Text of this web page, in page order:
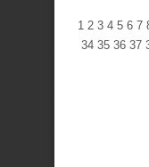
1 2 3 4 5 6 7
34 35 36 37